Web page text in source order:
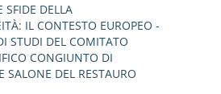
SFIDE DELLA
IL CONTESTO EUROPEO -
STUDI DEL COMITATO
CONGIUNTO DI
SALONE DEL RESTAURO